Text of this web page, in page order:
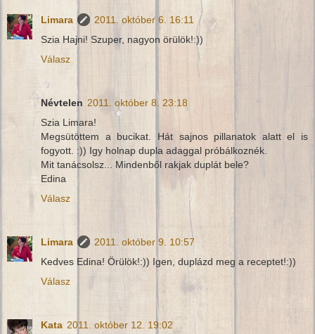
Limara
2011. október 6. 16:11
Szia Hajni! Szuper, nagyon örülök!:))
Válasz
Névtelen 2011. október 8. 23:18
Szia Limara!
Megsütöttem a bucikat. Hát sajnos pillanatok alatt el is
fogyott. :)) Igy holnap dupla adaggal próbálkoznék.
Mit tanácsolsz... Mindenből rakjak duplát bele?
Edina
Válasz
Limara
2011. október 9. 10:57
Kedves Edina! Örülök!:)) Igen, duplázd meg a receptet!:))
Válasz
Kata 2011. október 12. 19:02